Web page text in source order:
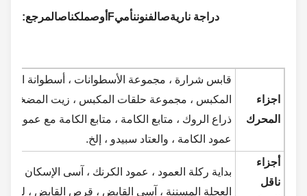
دراجة نارية ص الفنوننأميFأوصملكناصالمرجع:
المحرك
قابس شرارة ، مجموعة الأسطوانات ، أسطوانة الرأس ،
المكبس ، مجموعة حلقات المكبس ، زيت المضخة ،
ذراع الروك ، متابع الكامة ، متابع الكامة مع عمود ،
عمود الكامة ، والعتاد سبيدو ، إلخ.
بداية ركلة العمود ، عمود الكرنك ، آسى الإسكان ،
العجلة المسننة ، آسى القابض ، قرص القابض ، لوحة